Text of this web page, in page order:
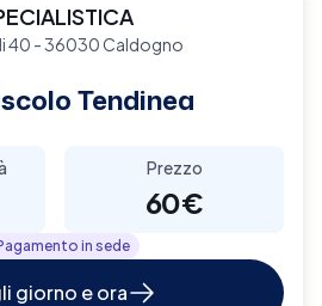
40 - 36030 Caldogno
Tendinea
Prezzo
60€
in sede
giorno e ora